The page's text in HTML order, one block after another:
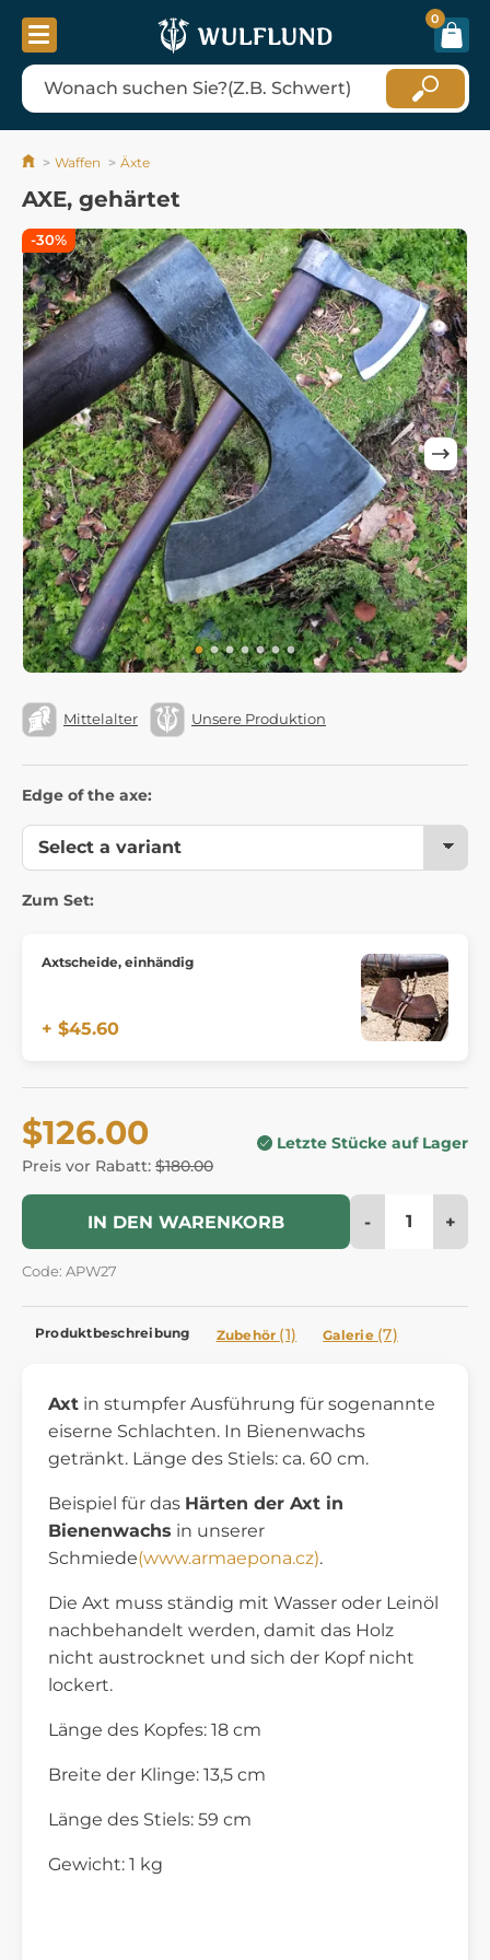
0
Waffen Äxte
AXE, gehärtet
Mittelalter Unsere Produktion
Edge of the axe:
Zum Set:
Axtscheide, einhändig
+ $45.60
$126.00
Preis vor Rabatt: $180.00
Letzte Stücke auf Lager
IN DEN WARENKORB - +
Code: APW27
-30%
Produktbeschreibung Zubehör (1) Galerie (7)
Axt in stumpfer Ausführung für sogenannte
eiserne Schlachten. In Bienenwachs
getränkt. Länge des Stiels: ca. 60 cm.
Beispiel für das Härten der Axt in
Bienenwachs in unserer
Schmiede(www.armaepona.cz).
Die Axt muss ständig mit Wasser oder Leinöl
nachbehandelt werden, damit das Holz
nicht austrocknet und sich der Kopf nicht
lockert.
Länge des Kopfes: 18 cm
Breite der Klinge: 13,5 cm
Länge des Stiels: 59 cm
Gewicht: 1 kg